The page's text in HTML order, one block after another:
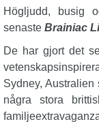
Högljudd, busig
senaste Brainiac
De har gjort det
Sydney,
några stora